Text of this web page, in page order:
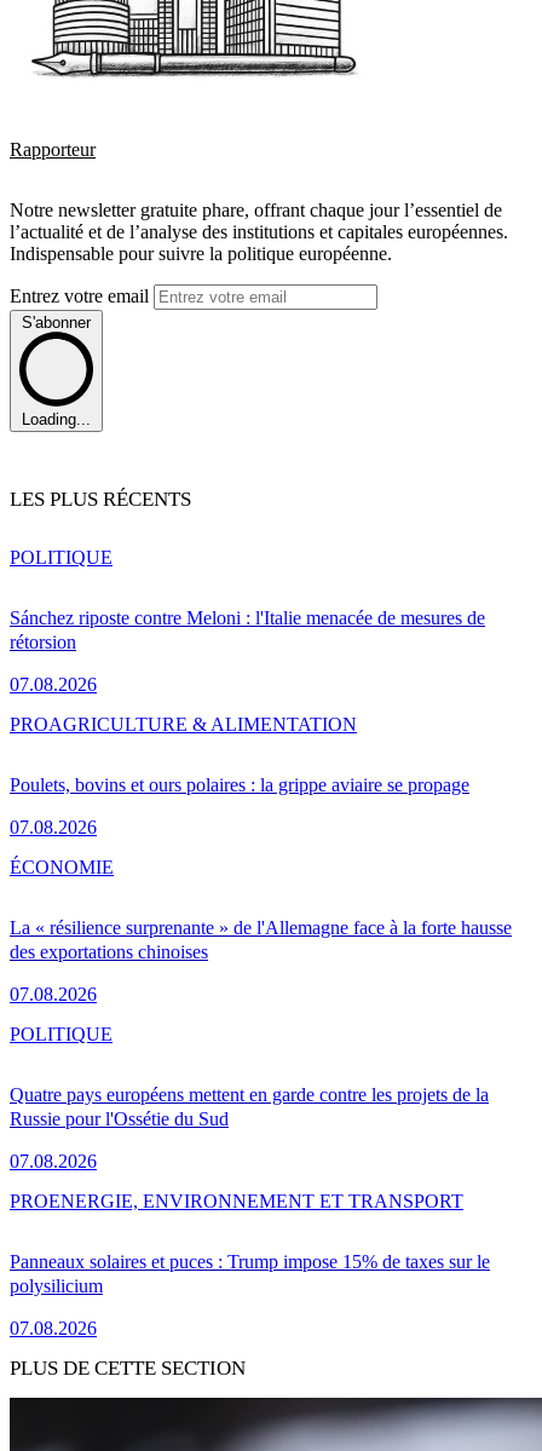
Rapporteur
Notre newsletter gratuite phare, offrant chaque jour l’essentiel de
l’actualité et de l’analyse des institutions et capitales européennes.
Indispensable pour suivre la politique européenne.
Entrez votre email
S'abonner
Loading...
LES PLUS RÉCENTS
Sánchez riposte contre Meloni : l'Italie menacée de mesures de
rétorsion
07.08.2026
POLITIQUE
Poulets, bovins et ours polaires : la grippe aviaire se propage
07.08.2026
PROAGRICULTURE & ALIMENTATION
La « résilience surprenante » de l'Allemagne face à la forte hausse
des exportations chinoises
07.08.2026
ÉCONOMIE
Quatre pays européens mettent en garde contre les projets de la
Russie pour l'Ossétie du Sud
07.08.2026
POLITIQUE
Panneaux solaires et puces : Trump impose 15% de taxes sur le
polysilicium
07.08.2026
PROENERGIE, ENVIRONNEMENT ET TRANSPORT
PLUS DE CETTE SECTION